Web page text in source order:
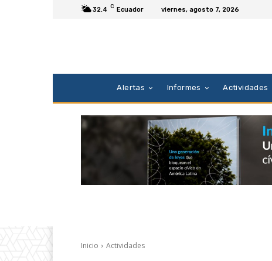
32.4 C Ecuador viernes, agosto 7, 2026
Alertas Informes Actividades
Inicio Actividades